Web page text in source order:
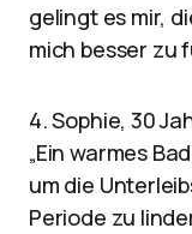
gelingt es mir,
mich besser zu
4. Sophie, 30
„Ein warmes
um die
Periode zu